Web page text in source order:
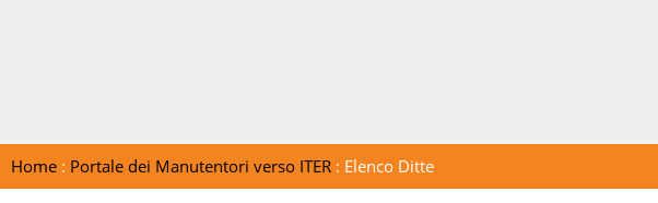
Home: Portale dei Manutentori verso ITER: Elenco Ditte